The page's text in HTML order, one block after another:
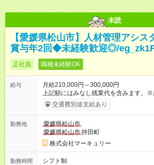
未読
【愛媛県松山市】人材管理アシス
賞与年2回◆未経験歓迎◎/
正社員 職種未経験OK
給与
月給210,000円～300,000円
上記額にはみなし残業代を含みます。※
ます。 みなし残業代 14,616円／月 みな
※能力やスキルを考慮の上、当社規程によ
に1回の「年次昇給」があり、仕事での
す。特に頑張っている人は、上長の裁量
となることも。努力や成長が収入につながる
期間】試用期間あり 試用期間の長さ：
本採用時と同じです。
交通費別途支給あり
勤務地
愛媛県松山市
愛媛県松山市持田町
株式会社マーキュリー
勤務時間
シフト制